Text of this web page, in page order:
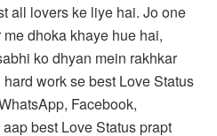
all lovers ke liye hai. Jo one
dhoka khaye hue hai,
ko dhyan mein rakhkar
work se best Love Status
Facebook,
best Love Status prapt